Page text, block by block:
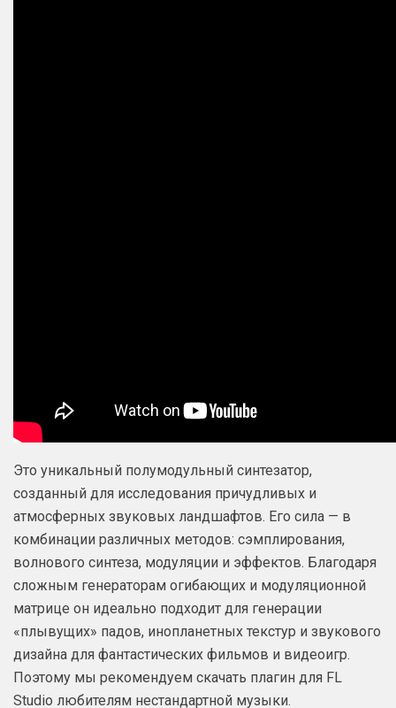
Это уникальный полумодульный синтезатор,
созданный для исследования причудливых и
атмосферных звуковых ландшафтов. Его сила — в
комбинации различных методов: сэмплирования,
волнового синтеза, модуляции и эффектов. Благодаря
сложным генераторам огибающих и модуляционной
матрице он идеально подходит для генерации
«плывущих» падов, инопланетных текстур и звукового
дизайна для фантастических фильмов и видеоигр.
Поэтому мы рекомендуем скачать плагин для FL
Studio любителям нестандартной музыки.